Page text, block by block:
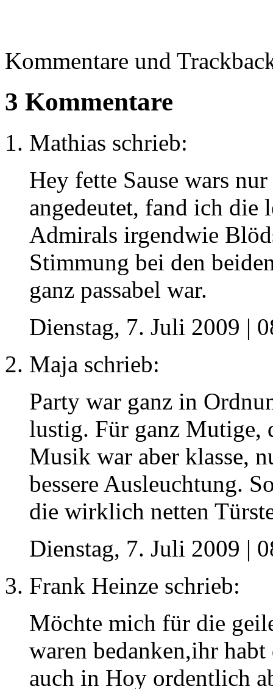
Kommentare und
3 Kommentare
Mathias schrieb:
Hey fette Sause wars
angedeutet, fand ich die
Admirals irgendwie
Stimmung bei den
ganz passabel war.
Dienstag, 7. Juli 2009 |
Maja schrieb:
Party war ganz in
lustig. Für ganz Mutige,
Musik war aber klasse,
bessere Ausleuchtung.
die wirklich netten
Dienstag, 7. Juli 2009 |
Frank Heinze schrieb:
Möchte mich für die
waren bedanken,ihr
auch in Hoy ordentlich